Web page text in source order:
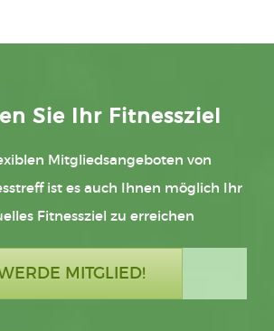
Sie Ihr Fitnessziel
Mitgliedsangeboten von
ist es auch Ihnen möglich Ihr
Fitnessziel zu erreichen
MITGLIED!